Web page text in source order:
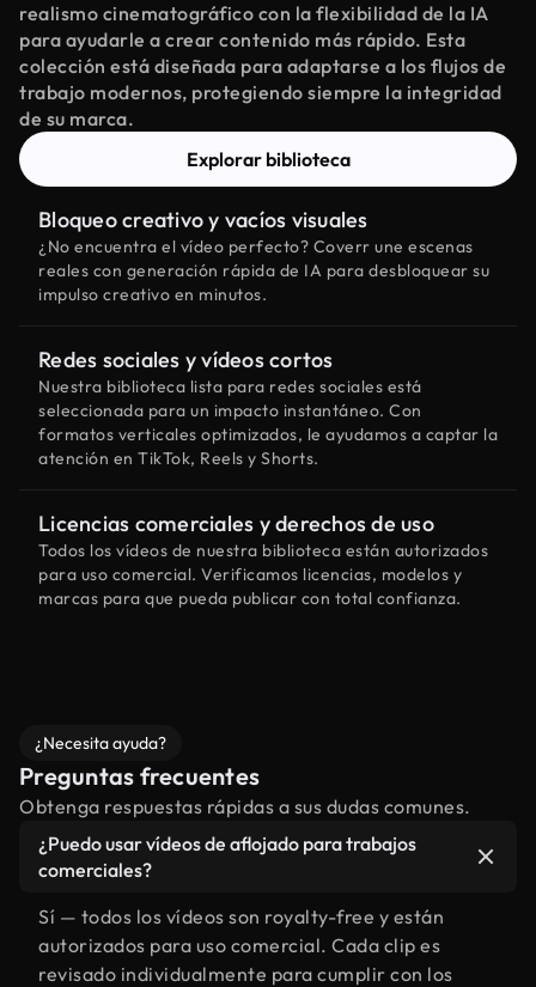
realismo cinematográfico con la flexibilidad de la IA
para ayudarle a crear contenido más rápido. Esta
colección está diseñada para adaptarse a los flujos de
trabajo modernos, protegiendo siempre la integridad
de su marca.
Explorar biblioteca
Bloqueo creativo y vacíos visuales
¿No encuentra el vídeo perfecto? Coverr une escenas
reales con generación rápida de IA para desbloquear su
impulso creativo en minutos.
Redes sociales y vídeos cortos
Nuestra biblioteca lista para redes sociales está
seleccionada para un impacto instantáneo. Con
formatos verticales optimizados, le ayudamos a captar la
atención en TikTok, Reels y Shorts.
Licencias comerciales y derechos de uso
Todos los vídeos de nuestra biblioteca están autorizados
para uso comercial. Verificamos licencias, modelos y
marcas para que pueda publicar con total confianza.
¿Necesita ayuda?
Preguntas frecuentes
Obtenga respuestas rápidas a sus dudas comunes.
¿Puedo usar vídeos de aflojado para trabajos
comerciales?
Sí — todos los vídeos son royalty-free y están
autorizados para uso comercial. Cada clip es
revisado individualmente para cumplir con los